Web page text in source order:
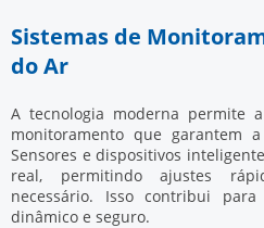
Sistemas de
do Ar
A tecnologia moderna permite
monitoramento que garantem
Sensores e dispositivos
real, permitindo ajustes
necessário. Isso contribui
dinâmico e seguro.